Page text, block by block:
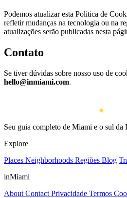
Podemos atualizar esta Política de
refletir mudanças na tecnologia ou na
atualizações serão publicadas nesta
Contato
Se tiver dúvidas sobre nosso uso de
hello@inmiami.com.
Seu guia completo de Miami e o sul da
Explore
Places Neighborhoods Regiões Blog
inMiami
About Contact Privacidade Termos